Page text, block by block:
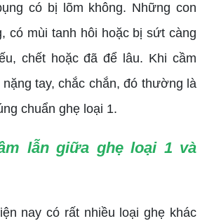
có bị lõm không. Những con
có mùi tanh hôi hoặc bị sứt càng
chết hoặc đã để lâu. Khi cầm
tay, chắc chắn, đó thường là
chuẩn ghẹ loại 1.
lẫn giữa ghẹ loại 1 và
nay có rất nhiều loại ghẹ khác